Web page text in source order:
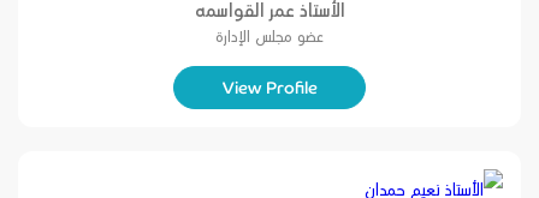
الأستاذ عمر القواسمه
عضو مجلس الإدارة
View Profile